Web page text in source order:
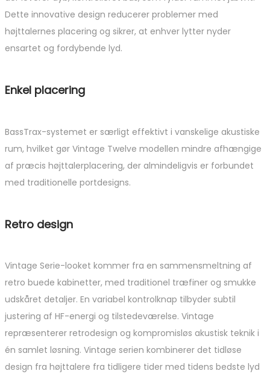
Dette innovative design reducerer problemer med
højttalernes placering og sikrer, at enhver lytter nyder
ensartet og fordybende lyd.
Enkel placering
BassTrax-systemet er særligt effektivt i vanskelige akustiske
rum, hvilket gør Vintage Twelve modellen mindre afhængige
af præcis højttalerplacering, der almindeligvis er forbundet
med traditionelle portdesigns.
Retro design
Vintage Serie-looket kommer fra en sammensmeltning af
retro buede kabinetter, med traditionel træfiner og smukke
udskåret detaljer. En variabel kontrolknap tilbyder subtil
justering af HF-energi og tilstedeværelse. Vintage
repræsenterer retrodesign og kompromisløs akustisk teknik i
én samlet løsning. Vintage serien kombinerer det tidløse
design fra højttalere fra tidligere tider med tidens bedste lyd